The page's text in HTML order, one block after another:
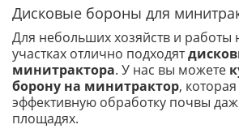
Дисковые бороны для
Для небольших хозяйств и работы
участках отлично подходят
минитрактора. У нас вы можете
борону на минитрактор,
эффективную обработку почвы
площадях.